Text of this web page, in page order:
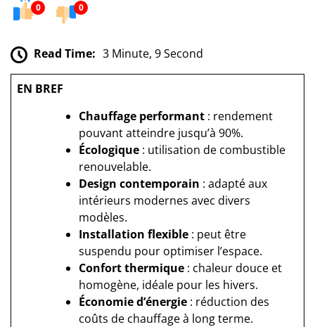
0 0
Read Time: 3 Minute, 9 Second
EN BREF
Chauffage performant : rendement
pouvant atteindre jusqu’à 90%.
Écologique : utilisation de combustible
renouvelable.
Design contemporain : adapté aux
intérieurs modernes avec divers
modèles.
Installation flexible : peut être
suspendu pour optimiser l’espace.
Confort thermique : chaleur douce et
homogène, idéale pour les hivers.
Économie d’énergie : réduction des
coûts de chauffage à long terme.